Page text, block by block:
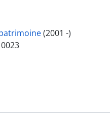
(2001 -)